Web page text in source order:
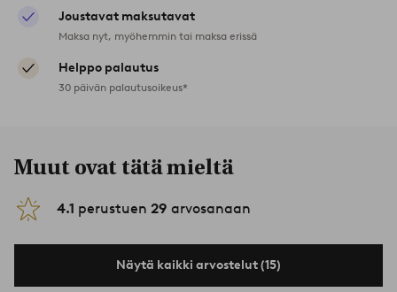
Joustavat maksutavat
Maksa nyt, myöhemmin tai maksa erissä
Helppo palautus
30 päivän palautusoikeus*
Muut ovat tätä mieltä
4.1 perustuen 29 arvosanaan
Näytä kaikki arvostelut (15)